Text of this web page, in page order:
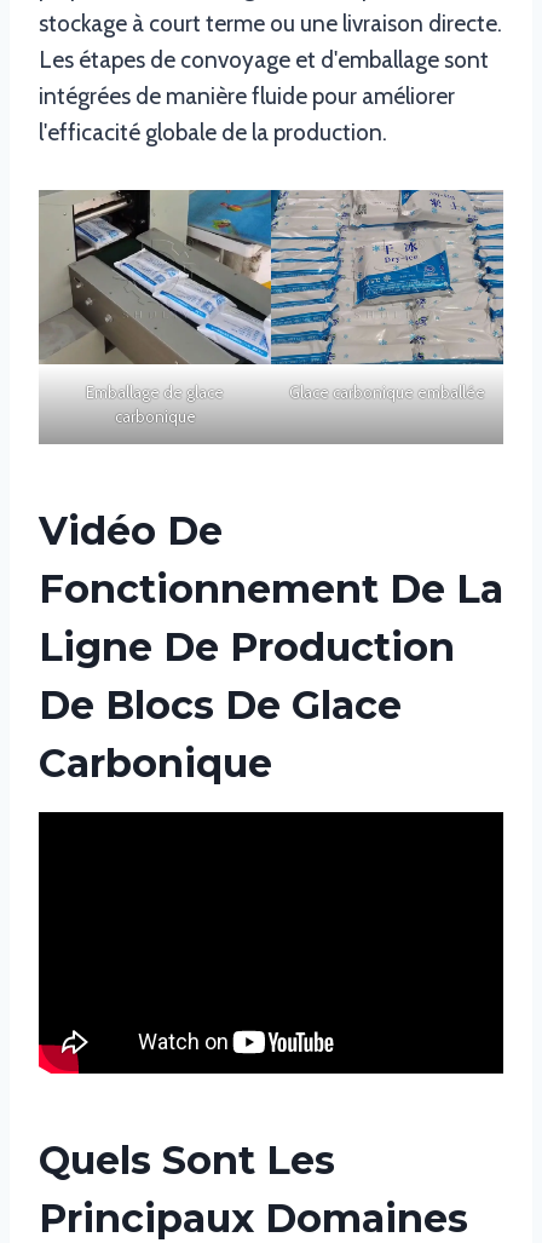
stockage à court terme ou une livraison directe.
Les étapes de convoyage et d'emballage sont
intégrées de manière fluide pour améliorer
l'efficacité globale de la production.
Emballage de glace
carbonique
Glace carbonique emballée
Vidéo De
Fonctionnement De La
Ligne De Production
De Blocs De Glace
Carbonique
Quels Sont Les
Principaux Domaines